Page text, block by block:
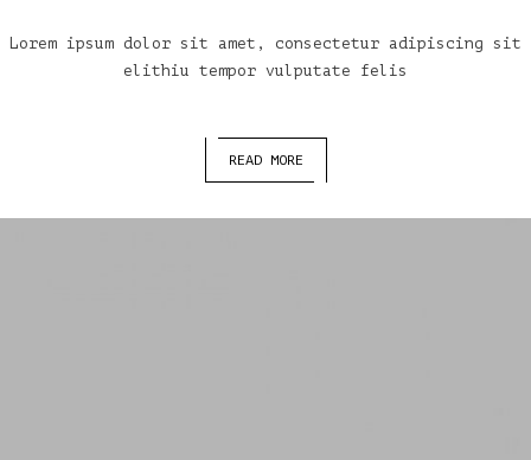
Lorem ipsum dolor sit amet, consectetur adipiscing sit
elithiu tempor vulputate felis
READ MORE